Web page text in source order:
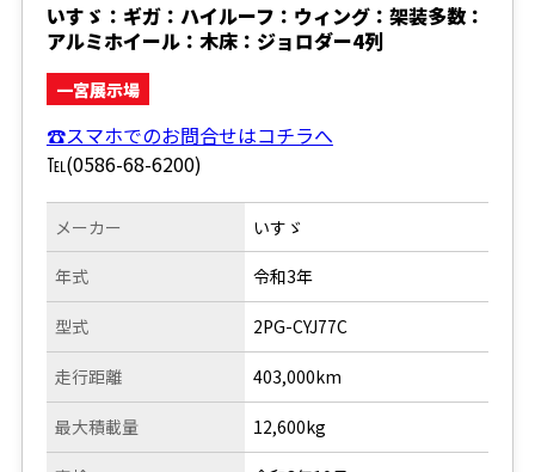
いすゞ：ギガ：ハイルーフ：ウィング：架装多数：
アルミホイール：木床：ジョロダー4列
一宮展示場
☎スマホでのお問合せはコチラへ
℡(0586-68-6200)
メーカー
年式
型式
走行距離
いすゞ
令和3年
2PG-CYJ77C
403,000km
最大積載量 12,600kg